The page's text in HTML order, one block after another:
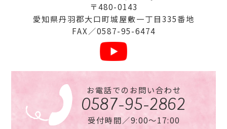
〒480-0143
愛知県丹⽻郡⼤⼝町城屋敷⼀丁⽬335番地
FAX／0587-95-6474
お電話でのお問い合わせ
0587-95-2862
受付時間／9:00〜17:00